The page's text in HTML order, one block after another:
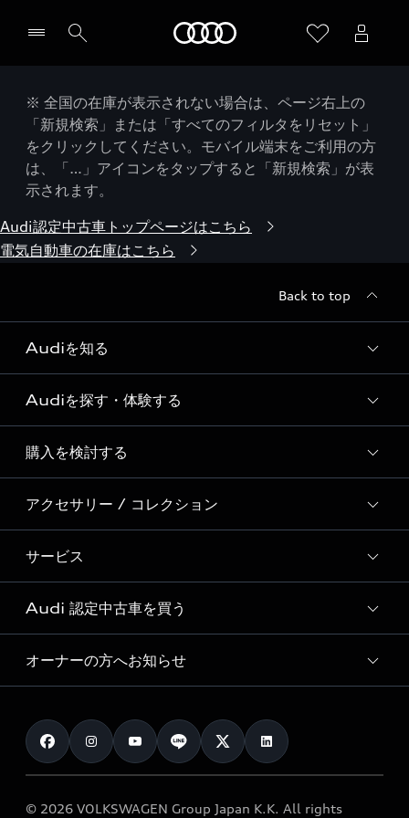
※ 全国の在庫が表示されない場合は、ページ右上の
「新規検索」または「すべてのフィルタをリセット」
をクリックしてください。モバイル端末をご利用の方
は、「…」アイコンをタップすると「新規検索」が表
示されます。
Audi認定中古車トップページはこちら
電気自動車の在庫はこちら
Back to top
Audiを知る
Audi ブランド
Story of Progress
Audi Sport
Formula 1®
デジタルサービス
Audiを探す・体験する
ディーラー検索
新車在庫検索
試乗車・展示車検索
見積り依頼
試乗予約
購入を検討する
モデル一覧
特別仕様モデル / 限定モデル
e-tronラインアップ
価格シミュレーション
車両比較
カタログ一覧
アクセサリー / コレクション
純正アクセサリー
オンラインショップ
Audi collection
アウディナビアプリ
サービス
サービス入庫予約
サービスプログラム
メンテナンス
車検 / 定期点検
e-tronアフターサポート
Audi 認定中古車を買う
Audi認定中古車
クオリティ
保証
メンテナンス
オーナーの方へお知らせ
お知らせ
オーナー様向けキャンペーン
© 2026 VOLKSWAGEN Group Japan K.K. All rights